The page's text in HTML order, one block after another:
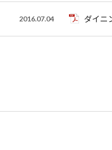
2016.07.04 ダイニ